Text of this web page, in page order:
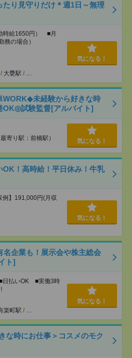
たり見守りだけ＊週1日～無理
時給1650円） ■月
務の場合）
/ 大甕駅 / …
気になる！
WORK◆未経験から好きな時
OK◎試験監督[アルバイト]
寄り駅：前橋駅） 気になる！
OK！高時給！平日休み！牛乳
】191,000円(月収
気になる！
名企業も！展示会や株主総会
ト]
払いOK ■実働3時
楽町駅 / …
気になる！
な時にお仕事＞コスメのモク